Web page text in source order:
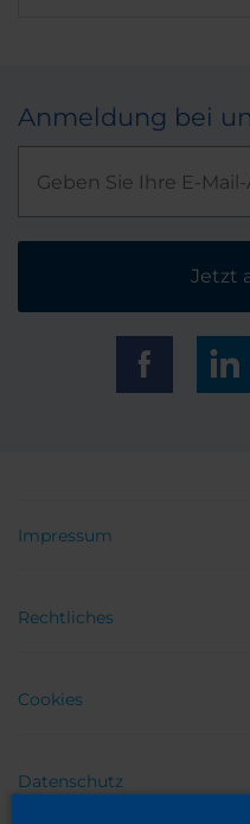
Anmeldung bei
Jetzt
Impressum
Rechtliches
Cookies
Datenschutz